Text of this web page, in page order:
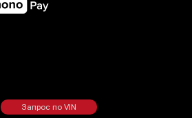
Запрос по VIN